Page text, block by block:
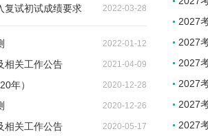
复试初试成绩要求 2022-03-28
2022-01-12
相关工作公告 2021-04-09
年） 2020-12-28
2020-12-26
相关工作公告 2020-05-17
2027
2027
2027
2027
2027
2027